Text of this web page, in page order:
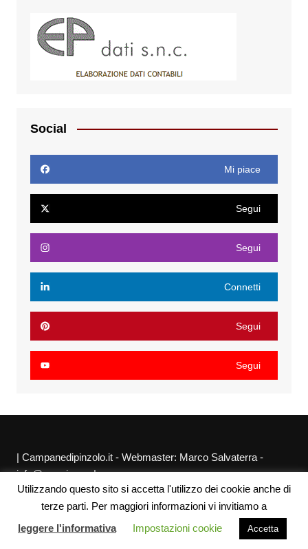
Social
Mi piace
Segui
Segui
Connetti
Segui
Segui
| Campanedipinzolo.it - Webmaster: Marco Salvaterra -
info@agraria.org |
Chi siamo Privacy Policy Sitemap Link utili
Utilizzando questo sito si accetta l'utilizzo dei cookie anche di
terze parti. Per maggiori informazioni vi invitiamo a
leggere l'informativa
Impostazioni cookie Accetta